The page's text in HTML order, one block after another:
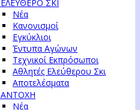
ΕΛΕΥΘΕΡΟ ΣΚΙ
Νέα
Κανονισμοί
Εγκύκλιοι
Έντυπα Αγώνων
Τεχνικοί Εκπρόσωποι
Αθλητές Ελεύθερου Σκι
Αποτελέσματα
ΑΝΤΟΧΗ
Νέα